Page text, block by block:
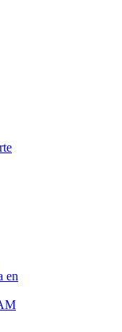
en